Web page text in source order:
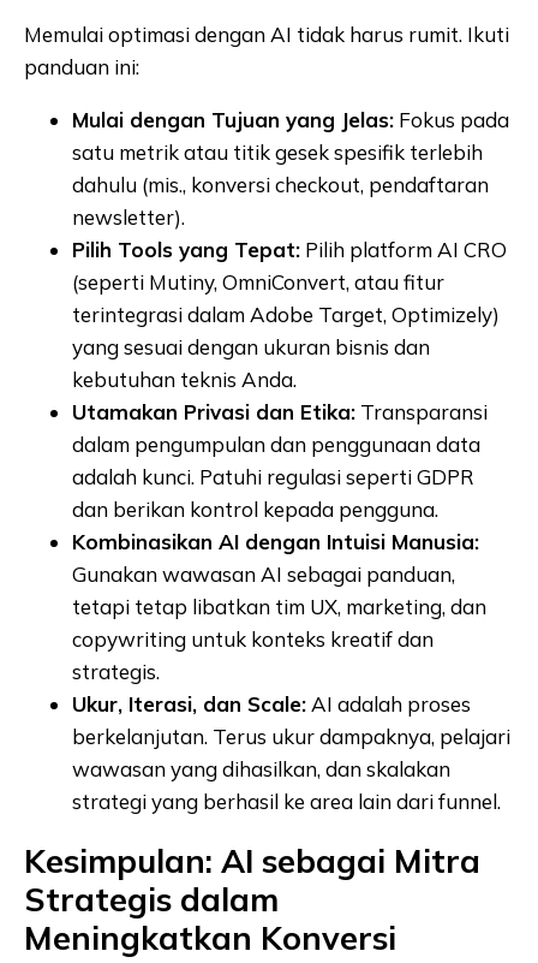
Memulai optimasi dengan AI tidak harus rumit. Ikuti
panduan ini:
Mulai dengan Tujuan yang Jelas: Fokus pada
satu metrik atau titik gesek spesifik terlebih
dahulu (mis., konversi checkout, pendaftaran
newsletter).
Pilih Tools yang Tepat: Pilih platform AI CRO
(seperti Mutiny, OmniConvert, atau fitur
terintegrasi dalam Adobe Target, Optimizely)
yang sesuai dengan ukuran bisnis dan
kebutuhan teknis Anda.
Utamakan Privasi dan Etika: Transparansi
dalam pengumpulan dan penggunaan data
adalah kunci. Patuhi regulasi seperti GDPR
dan berikan kontrol kepada pengguna.
Kombinasikan AI dengan Intuisi Manusia:
Gunakan wawasan AI sebagai panduan,
tetapi tetap libatkan tim UX, marketing, dan
copywriting untuk konteks kreatif dan
strategis.
Ukur, Iterasi, dan Scale: AI adalah proses
berkelanjutan. Terus ukur dampaknya, pelajari
wawasan yang dihasilkan, dan skalakan
strategi yang berhasil ke area lain dari funnel.
Kesimpulan: AI sebagai Mitra
Strategis dalam
Meningkatkan Konversi